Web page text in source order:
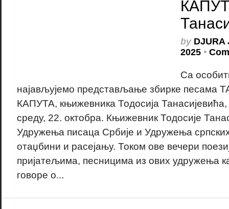
by DJURA
2025 •
Са
најављујемо представљање збирке
КАПУТА, књижевника Тодосија Танасијевића,
среду, 22. октобра. Књижевник Тодосије
Удружења писаца Србије и Удружења
отаџбини и расејању. Током ове вечери
пријатељима, песницима из ових удружења
говоре о...